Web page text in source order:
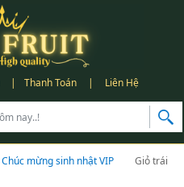
| Thanh Toán | Liên Hệ
Chúc mừng sinh nhật VIP
Giỏ trái